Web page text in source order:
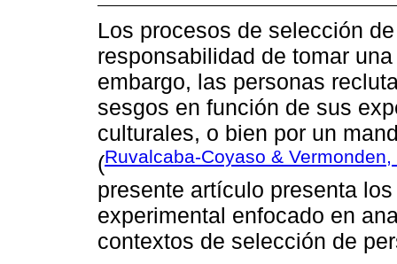
Los procesos de selección
responsabilidad de tomar
embargo, las personas
sesgos en función de sus
culturales, o bien por un
(Ruvalcaba-Coyaso & Vermonden,
presente artículo presenta
experimental enfocado en
contextos de selección de